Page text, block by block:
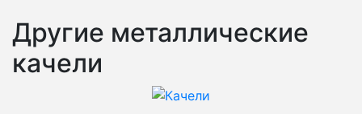
Другие металлические
качели